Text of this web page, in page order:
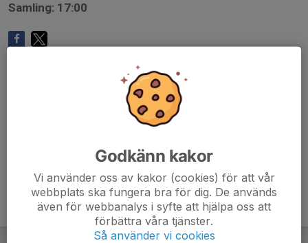
Samling: 17:00
Godkänn kakor
Vi använder oss av kakor (cookies) för att vår
webbplats ska fungera bra för dig. De används
även för webbanalys i syfte att hjälpa oss att
förbättra våra tjänster.
Så använder vi cookies